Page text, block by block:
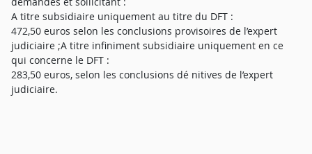
A titre subsidiaire uniquement au titre du DFT :
472,50 euros selon les conclusions provisoires de l’expert
judiciaire ;A titre infiniment subsidiaire uniquement en ce
qui concerne le DFT :
283,50 euros, selon les conclusions dé nitives de l’expert
judiciaire.